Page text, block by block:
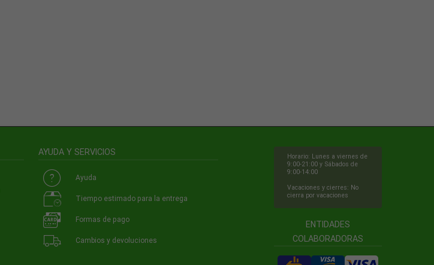
AYUDA Y SERVICIOS
Ayuda
Tiempo estimado para la entrega
Formas de pago
Cambios y devoluciones
Horario: Lunes a viernes de
9:00-21:00 y Sábados de
9:00-14:00
Vacaciones y cierres: No
cierra por vacaciones
ENTIDADES
COLABORADORAS